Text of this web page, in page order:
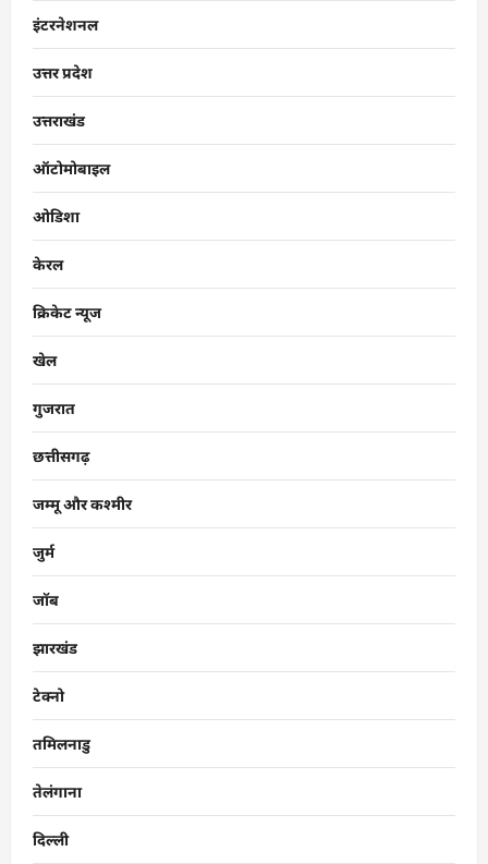
इंटरनेशनल
उत्तर प्रदेश
उत्तराखंड
ऑटोमोबाइल
ओडिशा
केरल
क्रिकेट न्यूज
खेल
गुजरात
छत्तीसगढ़
जम्मू और कश्मीर
जुर्म
जॉब
झारखंड
टेक्नो
तमिलनाडु
तेलंगाना
दिल्ली